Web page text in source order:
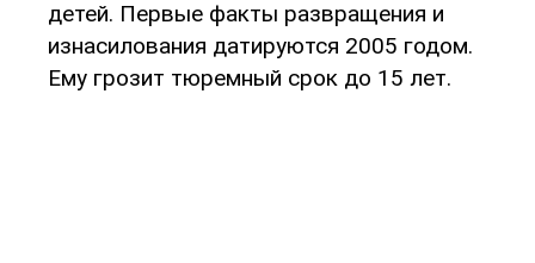
детей. Первые факты развращения и
изнасилования датируются 2005 годом.
Ему грозит тюремный срок до 15 лет.